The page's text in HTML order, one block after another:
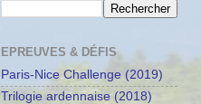
EPREUVES & DÉFIS
Paris-Nice Challenge (2019)
Trilogie ardennaise (2018)